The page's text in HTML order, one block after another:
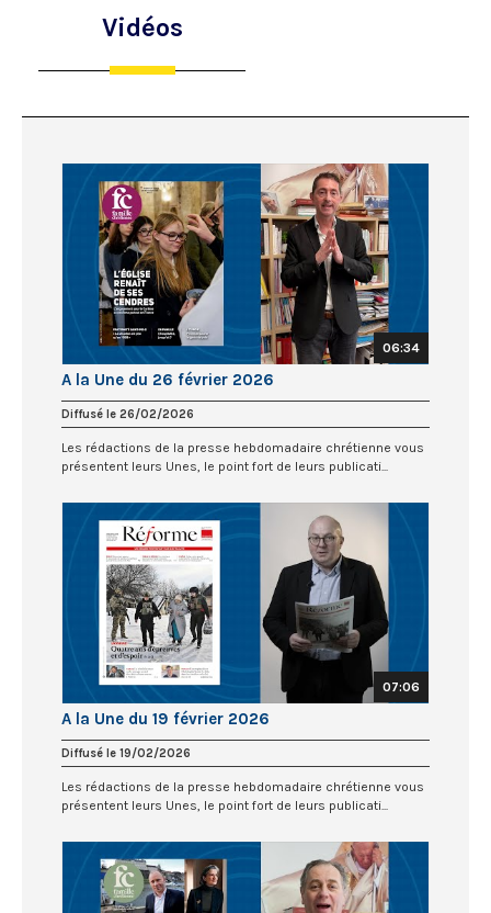
Vidéos
06:34
A la Une du 26 février 2026
Diffusé le 26/02/2026
Les rédactions de la presse hebdomadaire chrétienne vous
présentent leurs Unes, le point fort de leurs publicati...
07:06
A la Une du 19 février 2026
Diffusé le 19/02/2026
Les rédactions de la presse hebdomadaire chrétienne vous
présentent leurs Unes, le point fort de leurs publicati...